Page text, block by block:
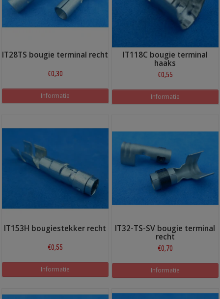
IT28TS bougie terminal recht
€0,30
Informatie
IT118C bougie terminal
haaks
€0,55
Informatie
IT153H bougiestekker recht
€0,55
Informatie
IT32-TS-SV bougie terminal
recht
€0,70
Informatie